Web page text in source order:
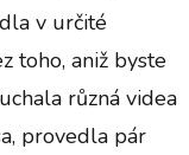
v určité
toho, aniž byste
různá videa
provedla pár